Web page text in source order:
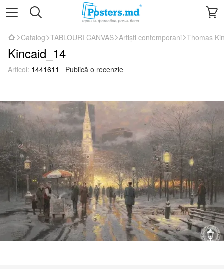
Catalog TABLOURI CANVAS Artiști contemporani Thomas
Kincaid_14
Articol: 1441611 Publică o recenzie